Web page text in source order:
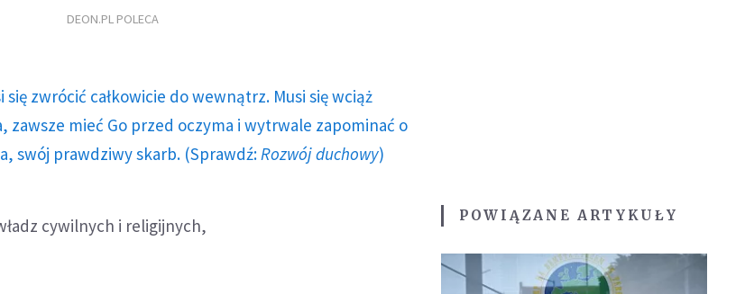
DEON.PL POLECA
się zwrócić całkowicie do wewnątrz. Musi się wciąż
zawsze mieć Go przed oczyma i wytrwale zapominać o
swój prawdziwy skarb. (Sprawdź: Rozwój duchowy)
cywilnych i religijnych, POWIĄZANE ARTYKUŁY